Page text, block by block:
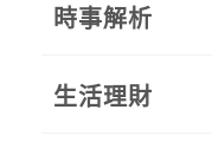
時事解析
生活理財